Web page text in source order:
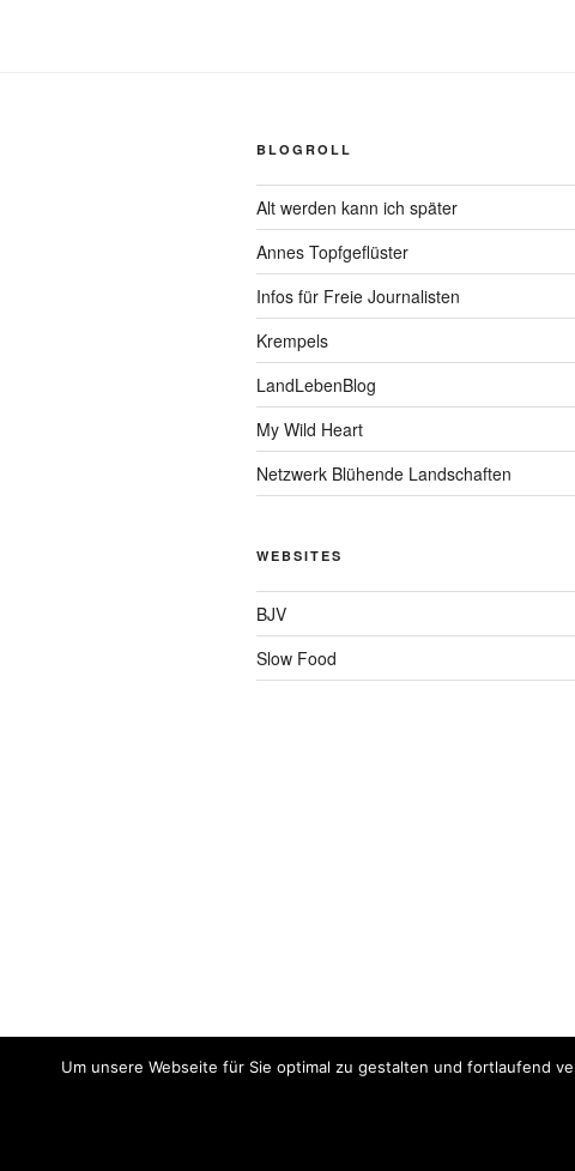
BLOGROLL
Alt werden kann ich später
Annes Topfgeflüster
Infos für Freie Journalisten
Krempels
LandLebenBlog
My Wild Heart
Netzwerk Blühende Landschaften
WEBSITES
BJV
Slow Food
Um unsere Webseite für Sie optimal zu gestalten und fortlaufend